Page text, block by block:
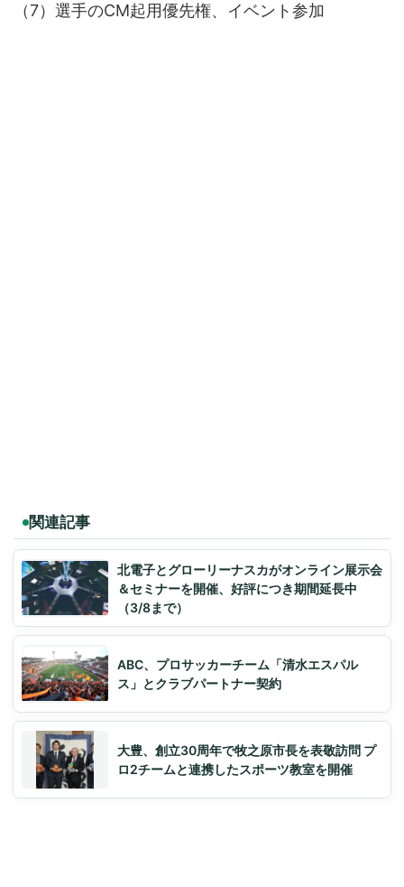
（7）選手のCM起用優先権、イベント参加
関連記事
北電子とグローリーナスカがオンライン展示会
＆セミナーを開催、好評につき期間延長中
（3/8まで）
ABC、プロサッカーチーム「清水エスパル
ス」とクラブパートナー契約
大豊、創立30周年で牧之原市長を表敬訪問 プ
ロ2チームと連携したスポーツ教室を開催